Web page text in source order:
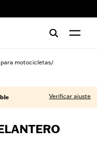
para motocicletas/
Verificar ajuste